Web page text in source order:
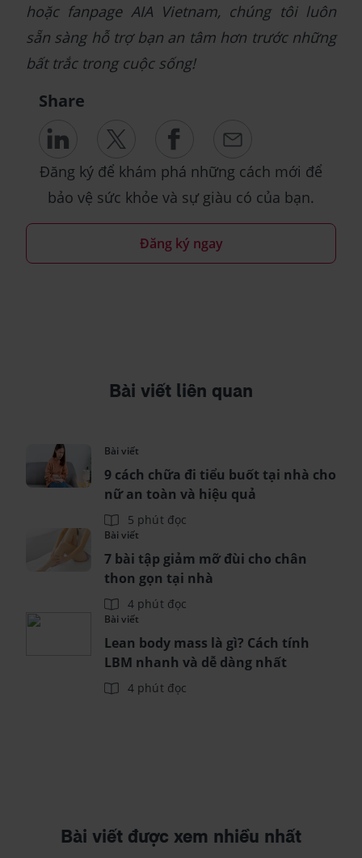
hoặc fanpage AIA Vietnam, chúng tôi luôn
sẵn sàng hỗ trợ bạn an tâm hơn trước những
bất trắc trong cuộc sống!
Share
Đăng ký để khám phá những cách mới để
bảo vệ sức khỏe và sự giàu có của bạn.
Đăng ký ngay
Bài viết liên quan
Bài viết
9 cách chữa đi tiểu buốt tại nhà cho
nữ an toàn và hiệu quả
5 phút đọc
Bài viết
7 bài tập giảm mỡ đùi cho chân
thon gọn tại nhà
4 phút đọc
Bài viết
Lean body mass là gì? Cách tính
LBM nhanh và dễ dàng nhất
4 phút đọc
Bài viết được xem nhiều nhất